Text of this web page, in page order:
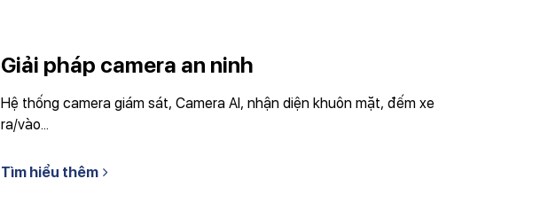
Giải pháp camera an ninh
Hệ thống camera giám sát, Camera AI, nhận diện khuôn mặt, đếm xe
ra/vào...
Tìm hiểu thêm